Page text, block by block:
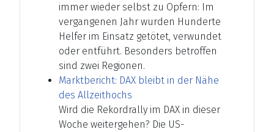
immer wieder selbst zu Opfern: Im
vergangenen Jahr wurden Hunderte
Helfer im Einsatz getötet, verwundet
oder entführt. Besonders betroffen
sind zwei Regionen.
Marktbericht: DAX bleibt in der Nähe
des Allzeithochs
Wird die Rekordrally im DAX in dieser
Woche weitergehen? Die US-